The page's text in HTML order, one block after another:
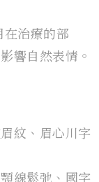
治療的部
響自然表情。
紋、眉心川字
線鬆弛、國字